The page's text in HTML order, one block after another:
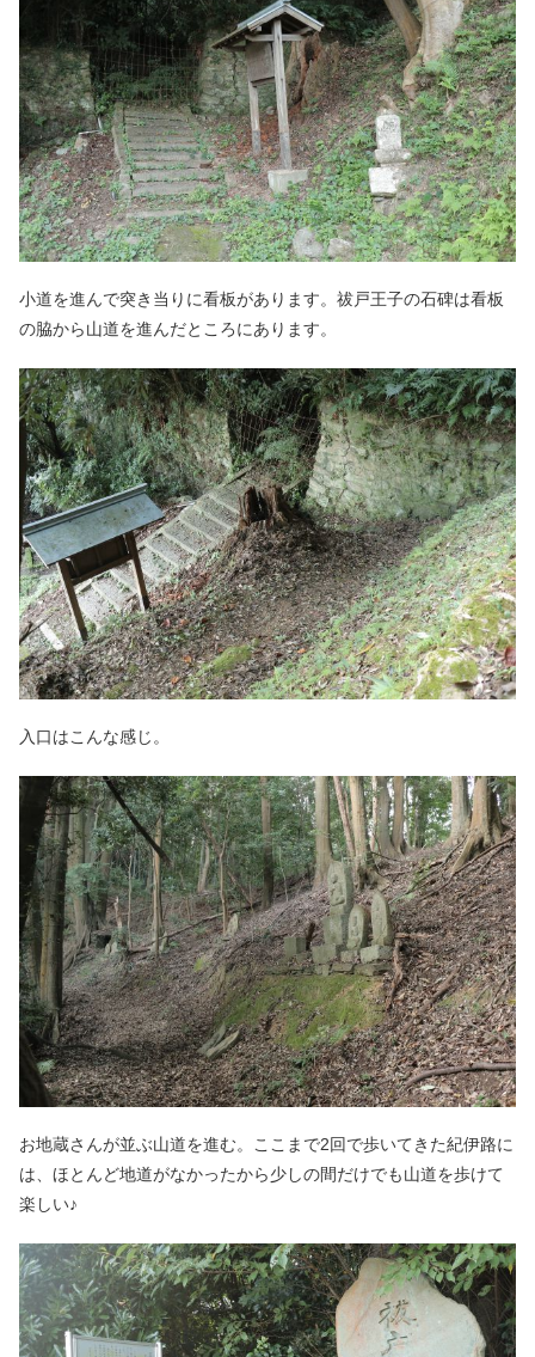
小道を進んで突き当りに看板があります。祓戸王子の石碑は看板
の脇から山道を進んだところにあります。
入口はこんな感じ。
お地蔵さんが並ぶ山道を進む。ここまで2回で歩いてきた紀伊路に
は、ほとんど地道がなかったから少しの間だけでも山道を歩けて
楽しい♪